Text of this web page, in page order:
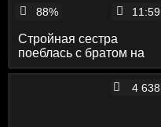
88% 11:59
Стройная сестра
поеблась с братом на
диване перед скрытой
4 638